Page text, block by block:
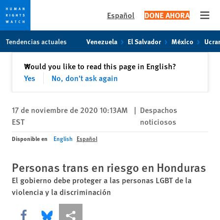
content
Español DONE AHORA
Tendencias actuales Venezuela El Salvador México
Would you like to read this page in English?
Yes
No, don't ask again
✕Cerrar
17 de noviembre de 2020 10:13AM
EST
| Despachos
noticiosos
Disponible en English Español
Personas trans en riesgo en Honduras
El gobierno debe proteger a las personas LGBT de la
violencia y la discriminación
Share this via Facebook
Share this via Bluesky
Share this via Compartir